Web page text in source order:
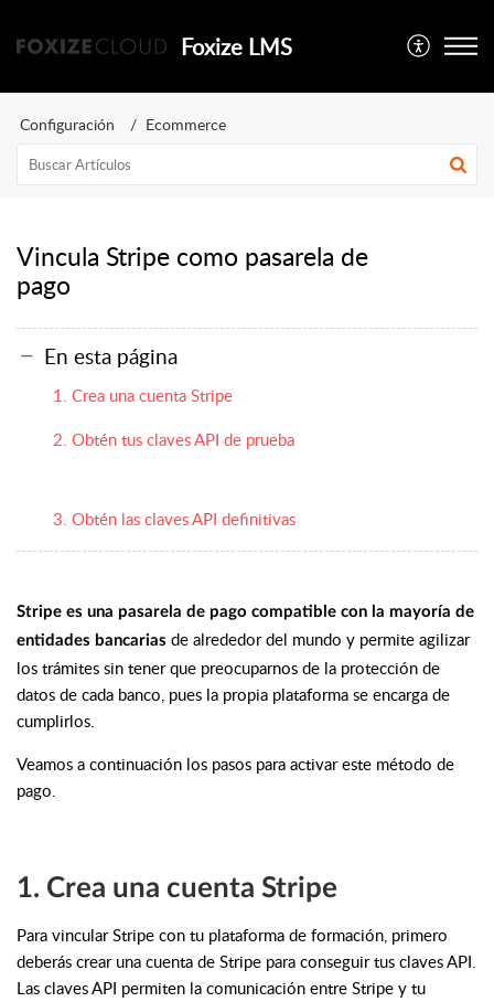
Foxize LMS
Configuración Ecommerce
Vincula Stripe como pasarela de
pago
En esta página
1. Crea una cuenta Stripe
2. Obtén tus claves API de prueba
3. Obtén las claves API definitivas
Stripe es una pasarela de pago compatible con la mayoría de
entidades bancarias de alrededor del mundo y permite agilizar
los trámites sin tener que preocuparnos de la protección de
datos de cada banco, pues la propia plataforma se encarga de
cumplirlos.
Veamos a continuación los pasos para activar este método de
pago.
1. Crea una cuenta Stripe
Para vincular Stripe con tu plataforma de formación, primero
deberás crear una cuenta de Stripe para conseguir tus claves API.
Las claves API permiten la comunicación entre Stripe y tu